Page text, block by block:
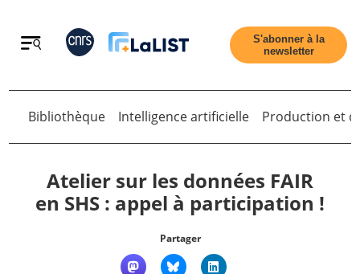
Retour
S'abonner à la
newsletter
Retour
Bibliothèque Intelligence artificielle Production et
Atelier sur les données FAIR
en SHS : appel à participation !
Partager